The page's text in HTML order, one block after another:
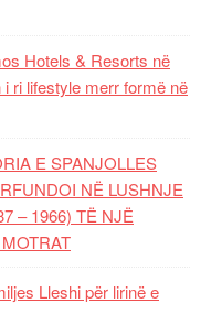
Hotels & Resorts në
ri lifestyle merr formë në
E SPANJOLLES
NË LUSHNJE
– 1966) TË NJË
Lleshi për lirinë e